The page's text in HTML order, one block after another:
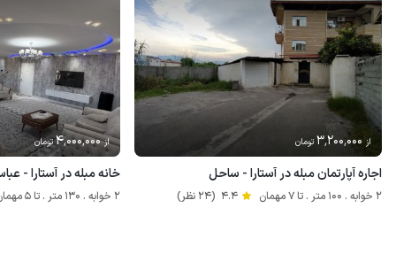
از 3٬200٬000 تومان
اجاره آپارتمان مبله در آستارا - ساحل
2 خوابه . 100 متر . تا 7 مهمان 4.4 (24 نظر)
از 4٬000٬000تومان
خانه مبله در آستارا -
2 خوابه . 130 متر . تا 5 مهمان